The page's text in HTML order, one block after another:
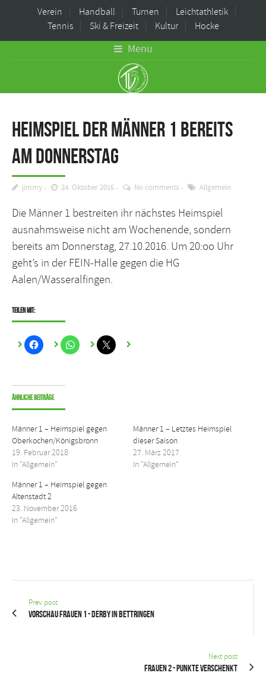
Verein Handball Turnen
Leichtathletik
Tennis
Ski & Freizeit Kultur Hocke
Menu
Heimspiel der Männer 1 bereits
am Donnerstag
jimmy 24. Oktober 2016 No comments Allgemein
Die Männer 1 bestreiten ihr nächstes Heimspiel
ausnahmsweise nicht am Wochenende, sondern
bereits am Donnerstag, 27.10.2016. Um 20:oo Uhr
geht’s in der FEIN-Halle gegen die HG
Aalen/Wasseralfingen.
Teilen mit:
Ähnliche Beiträge
Männer 1 – Heimspiel gegen
Oberkochen/Königsbronn
19. Februar 2018
In "Allgemein"
Männer 1 – Letztes Heimspiel
dieser Saison
27. März 2017
In "Allgemein"
Männer 1 – Heimspiel gegen
Altenstadt 2
23. November 2016
In "Allgemein"
Prev post
Vorschau Frauen 1 - Derby in Bettringen
Next post
Frauen 2 - Punkte verschenkt